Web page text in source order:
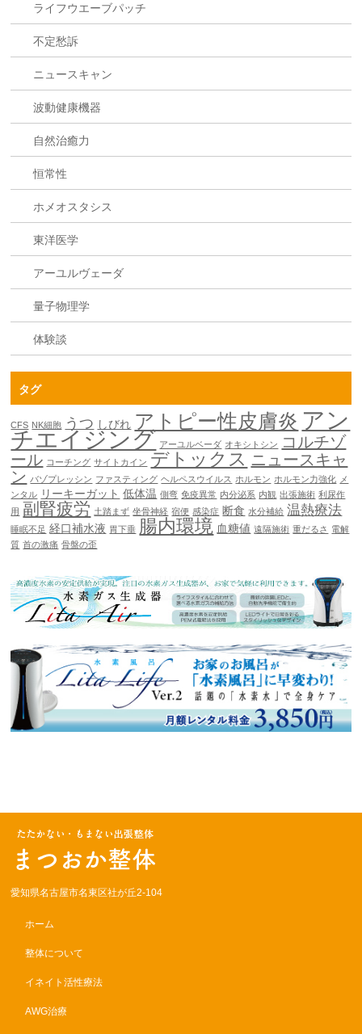
ライフウエーブパッチ
不定愁訴
ニュースキャン
波動健康機器
自然治癒力
恒常性
ホメオスタシス
東洋医学
アーユルヴェーダ
量子物理学
体験談
タグ
CFS NK細胞 うつ しびれ アトピー性皮膚炎 アン
チエイジング アーユルベーダ オキシトシン
コルチゾ
ール コーチング サイトカイン デトックス ニュースキャ
ン バゾプレッシン ファスティング ヘルペスウイルス ホルモン ホルモン力強化 メ
ンタル リーキーガット 低体温 側弯 免疫異常 内分泌系 内観 出張施術 利尿作
用 副腎疲労 土踏まず 坐骨神経 宿便 感染症 断食 水分補給 温熱療法
睡眠不足 経口補水液 胃下垂 腸内環境 血糖値 遠隔施術 重だるさ 電解
質 首の激痛 骨盤の歪
愛知県名古屋市名東区社が丘2-104
ホーム
整体について
イネイト活性療法
AWG治療